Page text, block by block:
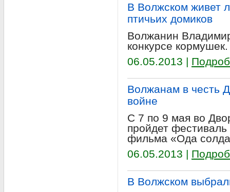
В Волжском живет
птичьих домиков
Волжанин
конкурсе кормушек.
06.05.2013 |
Волжанам в честь
войне
С 7 по 9 мая во
пройдет фестиваль
фильма «Ода
06.05.2013 |
В Волжском